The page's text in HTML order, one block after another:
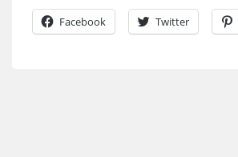
Facebook Twitter